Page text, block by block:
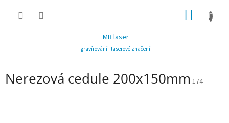
MB laser
gravírování - laserové značení
Nerezová cedule 200x150mm 174